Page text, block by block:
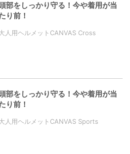
部をしっかり守る！今や着用が当
り前！
人用ヘルメットCANVAS Cross
部をしっかり守る！今や着用が当
り前！
人用ヘルメットCANVAS Sports